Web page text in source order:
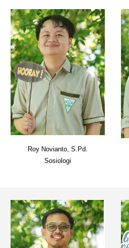
Roy Novianto, S.Pd.
Sosiologi